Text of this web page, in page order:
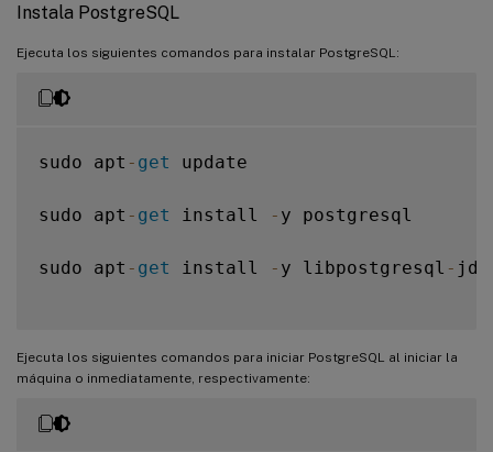
Instala PostgreSQL
Ejecuta los siguientes comandos para instalar PostgreSQL:
sudo apt - get update
sudo apt - get install - y postgresql
sudo apt - get install - y libpostgresql -
Ejecuta los siguientes comandos para iniciar PostgreSQL al iniciar la
máquina o inmediatamente, respectivamente: